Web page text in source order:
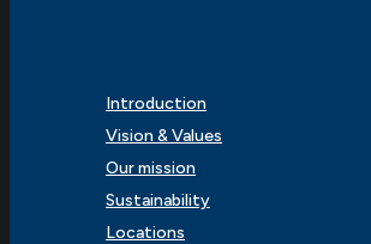
Introduction
Vision & Values
Our mission
Sustainability
Locations